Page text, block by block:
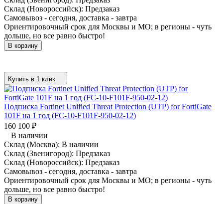
Склад (Новороссийск): Предзаказ
Самовывоз - сегодня, доставка - завтра
Ориентировочный срок для Москвы и МО; в регионы - чуть
дольше, но все равно быстро!
В корзину
Купить в 1 клик
Подписка Fortinet Unified Threat Protection (UTP) for FortiGate
101F на 1 год (FC-10-F101F-950-02-12)
160 100 ₽
В наличии
Склад (Москва): В наличии
Склад (Звенигород): Предзаказ
Склад (Новороссийск): Предзаказ
Самовывоз - сегодня, доставка - завтра
Ориентировочный срок для Москвы и МО; в регионы - чуть
дольше, но все равно быстро!
В корзину